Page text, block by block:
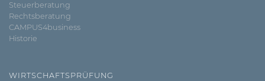
Steuerberatung
Rechtsberatung
CAMPUS4business
Historie
WIRTSCHAFTSPRÜFUNG